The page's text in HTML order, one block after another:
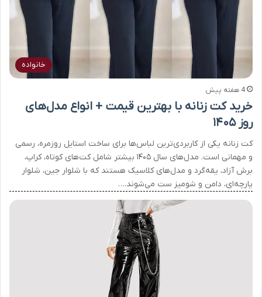
خانواده
4 هفته پیش
خرید کت زنانه با بهترین قیمت + انواع مدل‌های
روز ۱۴۰۵
کت زنانه یکی از کاربردی‌ترین لباس‌ها برای ساخت استایل روزمره، رسمی
و مهمانی است. مدل‌های سال ۱۴۰۵ بیشتر شامل کت‌های کوتاه، کراپ،
برش آزاد، یقه‌گرد و مدل‌های کلاسیک هستند که با شلوار جین، شلوار
پارچه‌ای، دامن و شومیز ست می‌شوند.…